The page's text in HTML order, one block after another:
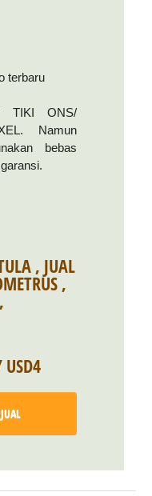
terbaru
TIKI ONS/
Namun
bebas
, JUAL
,
,